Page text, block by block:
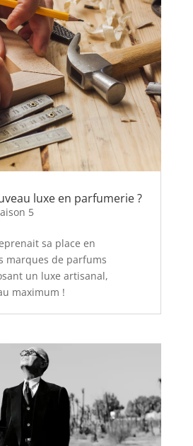
luxe en parfumerie ?
5
sa place en
marques de parfums
un luxe artisanal,
maximum !